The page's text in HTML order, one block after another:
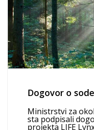
Dogovor o
Ministrstvi za
sta podpisali
projekta LIFE